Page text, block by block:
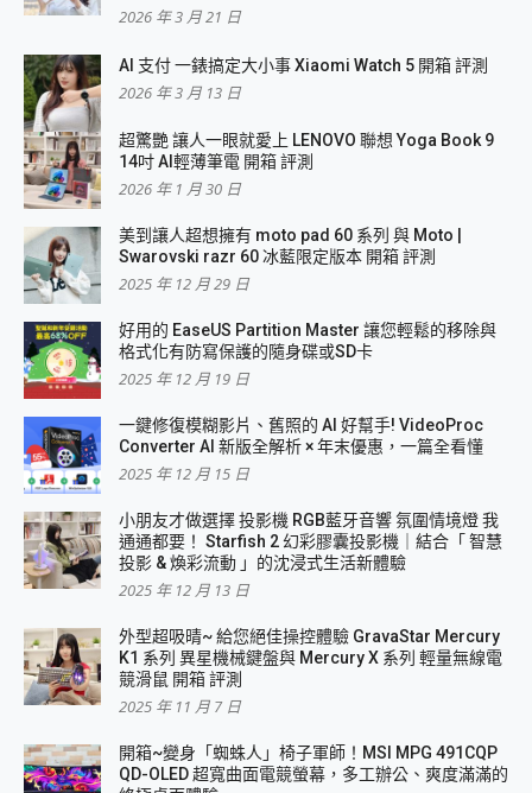
2026 年 3 月 21 日
AI 支付 一錶搞定大小事 Xiaomi Watch 5 開箱 評測
2026 年 3 月 13 日
超驚艷 讓人一眼就愛上 LENOVO 聯想 Yoga Book 9
14吋 AI輕薄筆電 開箱 評測
2026 年 1 月 30 日
美到讓人超想擁有 moto pad 60 系列 與 Moto |
Swarovski razr 60 冰藍限定版本 開箱 評測
2025 年 12 月 29 日
好用的 EaseUS Partition Master 讓您輕鬆的移除與
格式化有防寫保護的隨身碟或SD卡
2025 年 12 月 19 日
一鍵修復模糊影片、舊照的 AI 好幫手! VideoProc
Converter AI 新版全解析 × 年末優惠，一篇全看懂
2025 年 12 月 15 日
小朋友才做選擇 投影機 RGB藍牙音響 氛圍情境燈 我
通通都要！ Starfish 2 幻彩膠囊投影機｜結合「 智慧
投影 & 煥彩流動 」的沈浸式生活新體驗
2025 年 12 月 13 日
外型超吸晴~ 給您絕佳操控體驗 GravaStar Mercury
K1 系列 異星機械鍵盤與 Mercury X 系列 輕量無線電
競滑鼠 開箱 評測
2025 年 11 月 7 日
開箱~變身「蜘蛛人」椅子軍師！MSI MPG 491CQP
QD-OLED 超寬曲面電競螢幕，多工辦公、爽度滿滿的